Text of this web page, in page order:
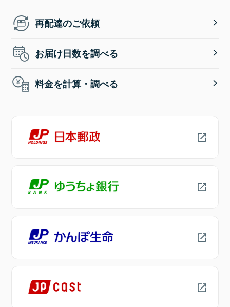
再配達のご依頼
お届け日数を調べる
料金を計算・調べる